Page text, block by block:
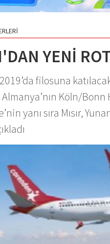
YENİ
filosuna
Köln/
yanı sıra Mısır,